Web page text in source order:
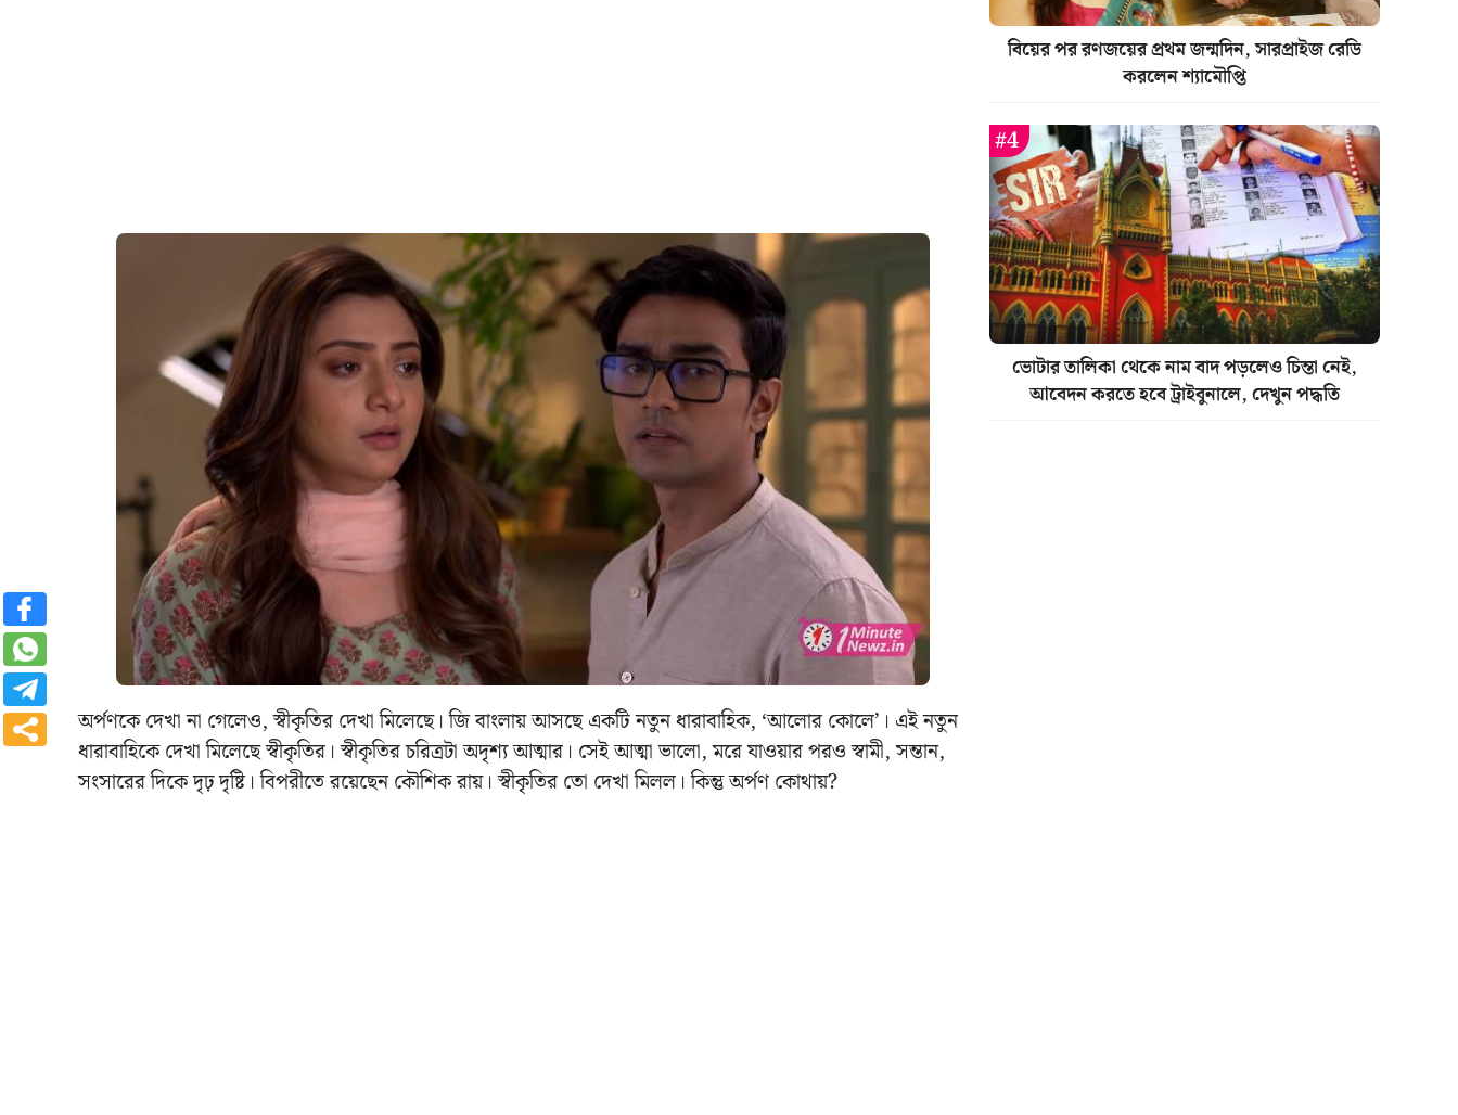
অর্পণকে দেখা না গেলেও, স্বীকৃতির দেখা মিলেছে। জি বাংলায় আসছে একটি নতুন ধারাবাহিক, ‘আলোর কোলে’। এই নতুন
ধারাবাহিকে দেখা মিলেছে স্বীকৃতির। স্বীকৃতির চরিত্রটা অদৃশ্য আত্মার। সেই আত্মা ভালো, মরে যাওয়ার পরও স্বামী, সন্তান,
সংসারের দিকে দৃঢ় দৃষ্টি। বিপরীতে রয়েছেন কৌশিক রায়। স্বীকৃতির তো দেখা মিলল। কিন্তু অর্পণ কোথায়?
বিয়ের পর রণজয়ের প্রথম জন্মদিন, সারপ্রাইজ রেডি
করলেন শ্যামৌপ্তি
ভোটার তালিকা থেকে নাম বাদ পড়লেও চিন্তা নেই,
আবেদন করতে হবে ট্রাইবুনালে, দেখুন পদ্ধতি